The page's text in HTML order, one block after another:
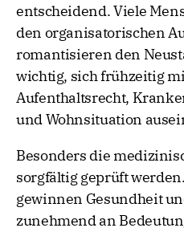
entscheidend. Viele
den organisatorischen
romantisieren den
wichtig, sich frühzeitig
Aufenthaltsrecht,
und Wohnsituation
Besonders die
sorgfältig geprüft
gewinnen Gesundheit
zunehmend an